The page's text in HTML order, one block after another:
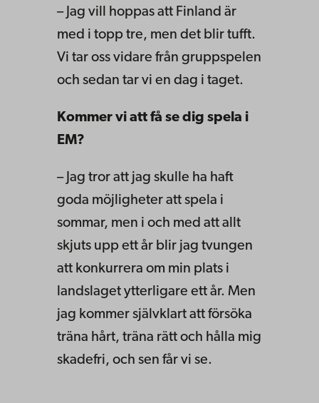
– Jag vill hoppas att Finland är
med i topp tre, men det blir tufft.
Vi tar oss vidare från gruppspelen
och sedan tar vi en dag i taget.
Kommer vi att få se dig spela i
EM?
– Jag tror att jag skulle ha haft
goda möjligheter att spela i
sommar, men i och med att allt
skjuts upp ett år blir jag tvungen
att konkurrera om min plats i
landslaget ytterligare ett år. Men
jag kommer självklart att försöka
träna hårt, träna rätt och hålla mig
skadefri, och sen får vi se.